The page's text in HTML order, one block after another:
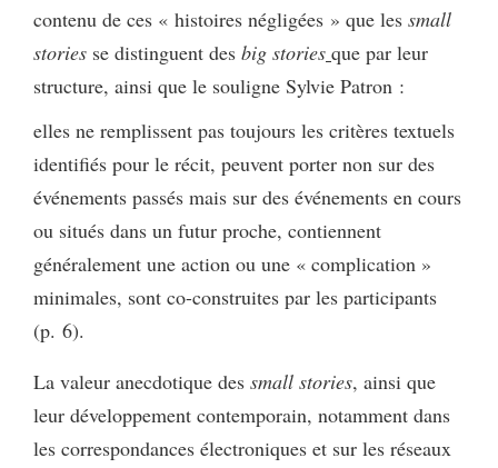
contenu de ces « histoires négligées » que les small
stories se distinguent des big stories que par leur
structure, ainsi que le souligne Sylvie Patron :
elles ne remplissent pas toujours les critères textuels
identifiés pour le récit, peuvent porter non sur des
événements passés mais sur des événements en cours
ou situés dans un futur proche, contiennent
généralement une action ou une « complication »
minimales, sont co-construites par les participants
(p. 6).
La valeur anecdotique des small stories, ainsi que
leur développement contemporain, notamment dans
les correspondances électroniques et sur les réseaux